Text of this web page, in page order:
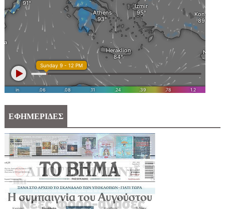
ΕΦΗΜΕΡΙΔΕΣ